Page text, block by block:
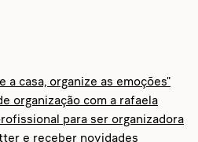
a casa, organize as emoções"
organização com a rafaela
para ser organizadora
e receber novidades